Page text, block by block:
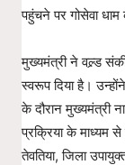
पहुंचने पर गोसेवा
मुख्यमंत्री ने वल्र्ड
स्वरूप दिया है।
के दौरान मुख्यमंत्री
प्रक्रिया के माध्यम से
तेवतिया, जिला